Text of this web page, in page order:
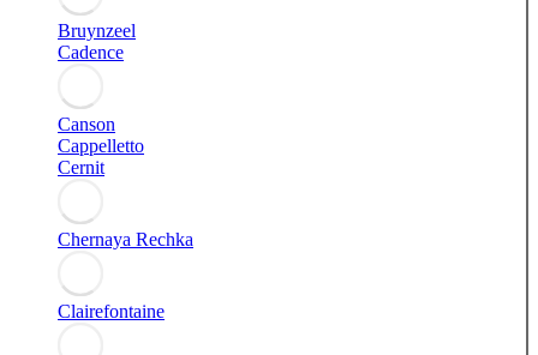
Bruynzeel
Cadence
Canson
Cappelletto
Cernit
Chernaya Rechka
Clairefontaine